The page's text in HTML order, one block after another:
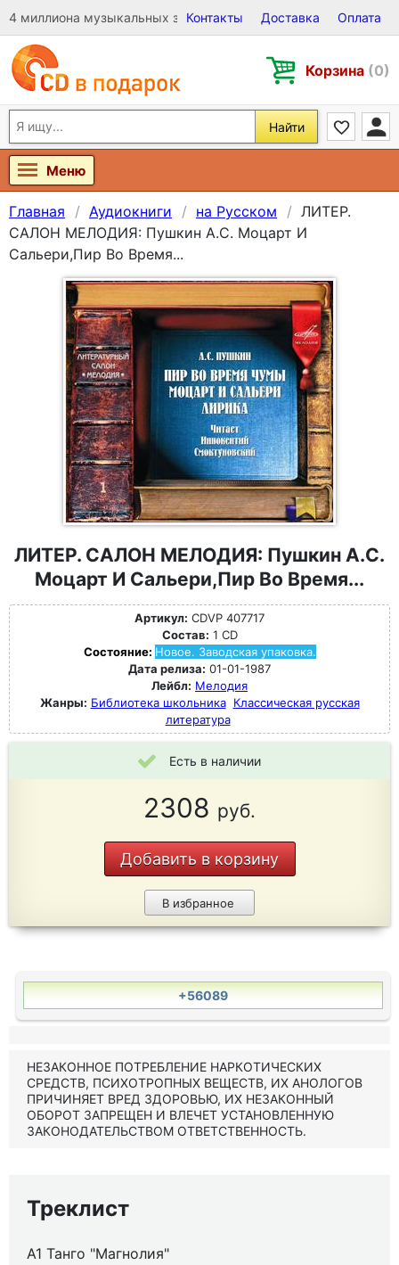
4 миллиона музыкальных записей на Виниле, CD и DVD
Контакты Доставка Оплата
Корзина (0)
Найти
Меню
Главная Аудиокниги на Русском
ЛИТЕР.
САЛОН МЕЛОДИЯ: Пушкин А.С. Моцарт И
Сальери,Пир Во Время...
ЛИТЕР. САЛОН МЕЛОДИЯ: Пушкин А.С.
Моцарт И Сальери,Пир Во Время...
Артикул: CDVP 407717
Состав: 1 CD
Состояние: Новое. Заводская упаковка.
Дата релиза: 01-01-1987
Лейбл: Мелодия
Жанры: Библиотека школьника Классическая русская
литература
Есть в наличии
2308 руб.
Добавить в корзину
В избранное
+56089
НЕЗАКОННОЕ ПОТРЕБЛЕНИЕ НАРКОТИЧЕСКИХ
СРЕДСТВ, ПСИХОТРОПНЫХ ВЕЩЕСТВ, ИХ АНОЛОГОВ
ПРИЧИНЯЕТ ВРЕД ЗДОРОВЬЮ, ИХ НЕЗАКОННЫЙ
ОБОРОТ ЗАПРЕЩЕН И ВЛЕЧЕТ УСТАНОВЛЕННУЮ
ЗАКОНОДАТЕЛЬСТВОМ ОТВЕТСТВЕННОСТЬ.
Треклист
A1 Танго "Магнолия"